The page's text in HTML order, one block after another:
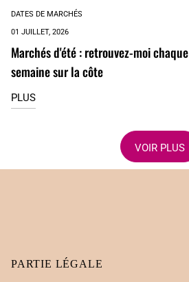
DATES DE MARCHÉS
01 JUILLET, 2026
Marchés d'été : retrouvez-moi chaque
semaine sur la côte
PLUS
VOIR PLUS
PARTIE LÉGALE